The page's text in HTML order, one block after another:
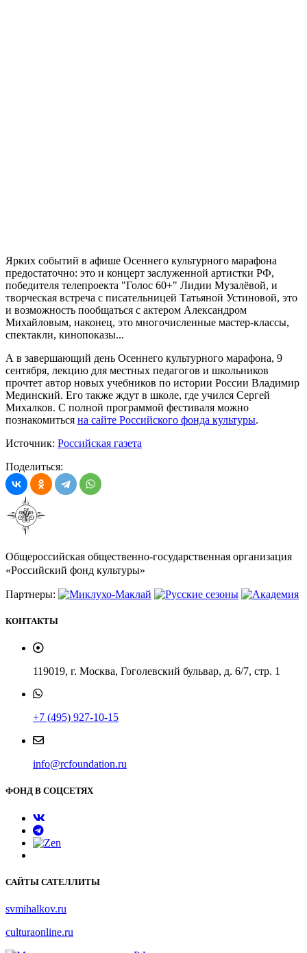
Ярких событий в афише Осеннего культурного марафона
предостаточно: это и концерт заслуженной артистки РФ,
победителя телепроекта "Голос 60+" Лидии Музалёвой, и
творческая встреча с писательницей Татьяной Устиновой, это
и возможность пообщаться с актером Александром
Михайловым, наконец, это многочисленные мастер-классы,
спектакли, кинопоказы...
А в завершающий день Осеннего культурного марафона, 9
сентября, лекцию для местных педагогов и школьников
прочтет автор новых учебников по истории России Владимир
Мединский. Его также ждут в школе, где учился Сергей
Михалков. С полной программой фестиваля можно
познакомиться на сайте Российского фонда культуры.
Источник: Российская газета
Поделиться:
Общероссийская общественно-государственная организация
«Российский фонд культуры»
Партнеры:
КОНТАКТЫ
119019, г. Москва, Гоголевский бульвар, д. 6/7, стр. 1
+7 (495) 927-10-15
info@rcfoundation.ru
ФОНД В СОЦСЕТЯХ
САЙТЫ САТЕЛЛИТЫ
svmihalkov.ru
culturaonline.ru